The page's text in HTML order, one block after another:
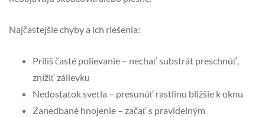
Najčastejšie chyby a ich riešenia:
Príliš časté polievanie – nechať substrát preschnúť,
znížiť zálievku
Nedostatok svetla – presunúť rastlinu bližšie k oknu
Zanedbané hnojenie – začať s pravidelným